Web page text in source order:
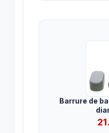
Barrure de